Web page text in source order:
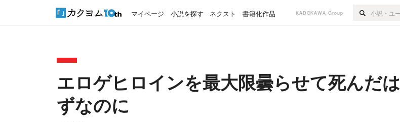
マイページ 小説を探す ネクスト 書籍化作品 KADOKAWA Group
エロゲヒロインを最大限曇らせて死んだは
ずなのに